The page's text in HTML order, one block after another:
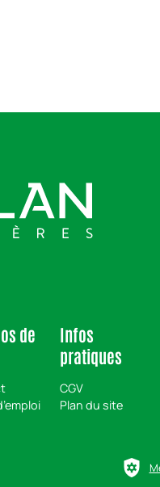
de
Infos
pratiques
CGV
Plan du site